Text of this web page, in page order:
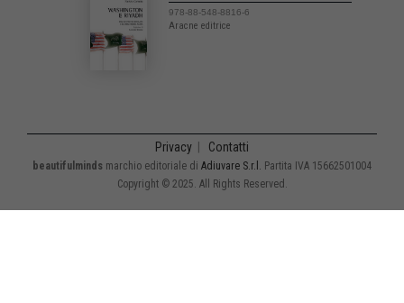
978-88-548-8816-6
Aracne editrice
Privacy Contatti
beautifulminds marchio editoriale di Adiuvare S.r.l.
Partita IVA 15662501004
Copyright © 2025. All Rights Reserved.